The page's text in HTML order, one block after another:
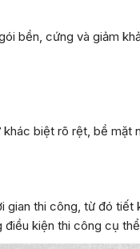
bền, cứng và giảm
biệt rõ rệt, bề
thi công, từ đó
điều kiện thi công cụ